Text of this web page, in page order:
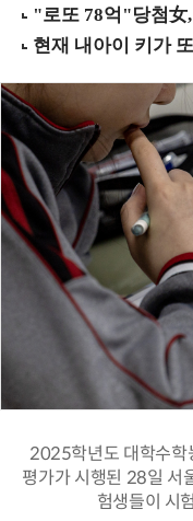
2025학년도 대학수학
평가가 시행된 28일 서
험생들이 시